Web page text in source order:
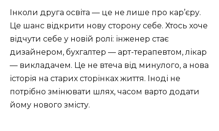
Інколи друга освіта — це не лише про кар’єру.
Це шанс відкрити нову сторону себе. Хтось хоче
відчути себе у новій ролі: інженер стає
дизайнером, бухгалтер — арт-терапевтом, лікар
— викладачем. Це не втеча від минулого, а нова
історія на старих сторінках життя. Іноді не
потрібно змінювати шлях, часом варто додати
йому нового змісту.